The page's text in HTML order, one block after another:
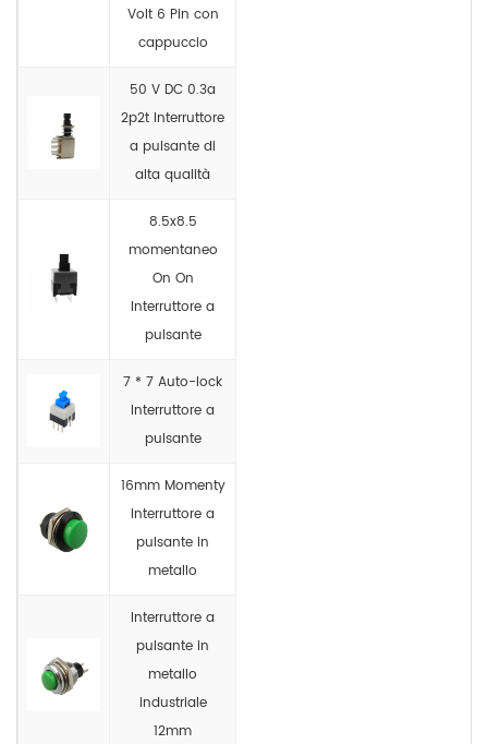
Volt 6 Pin con
cappuccio
50 V DC 0.3a
2p2t Interruttore
a pulsante di
alta qualità
8.5x8.5
momentaneo
On On
Interruttore a
pulsante
7 * 7 Auto-lock
Interruttore a
pulsante
16mm Momenty
Interruttore a
pulsante in
metallo
Interruttore a
pulsante in
metallo
industriale
12mm